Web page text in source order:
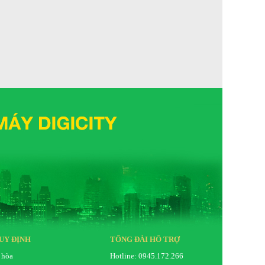
Có tích hợp
Có tích hợp phiên bản 5.3
hình kỹ
T2)
/
Có tích hợp đầy đủ cả hai chuẩn
Có tích hợp
ĐỊNH
TỔNG ĐÀI HỖ TRỢ
Hotline: 0945.172.266